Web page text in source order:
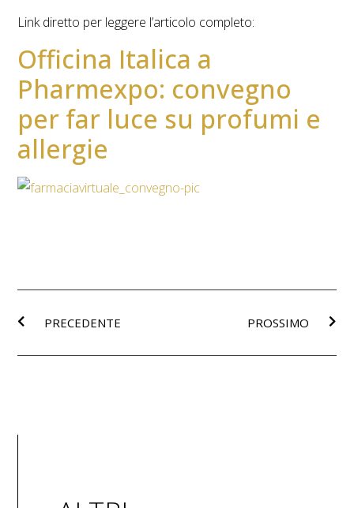
Link diretto per leggere l’articolo completo:
Officina Italica a
Pharmexpo: convegno
per far luce su profumi e
allergie
PRECEDENTE PROSSIMO